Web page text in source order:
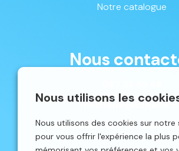
Nous utilisons les
Nous utilisons des cookies sur notre
pour vous offrir l'expérience la plus
Notre catalogue
Nous
Avenue du Parc 16 | 4650